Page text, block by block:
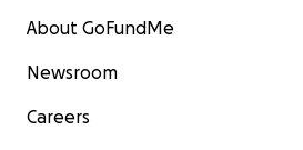
About GoFundMe
Newsroom
Careers